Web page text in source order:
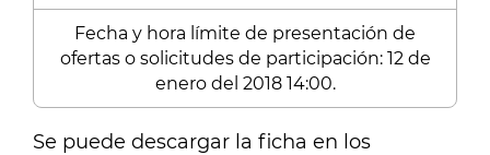
Fecha y hora límite de presentación de
ofertas o solicitudes de participación: 12 de
enero del 2018 14:00.
Se puede descargar la ficha en los